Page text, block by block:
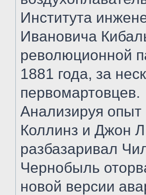
Института
Ивановича
революционной
1881 года, за
первомартовцев.
Анализируя
Коллинз и Джон
разбазаривал
Чернобыль
новой версии